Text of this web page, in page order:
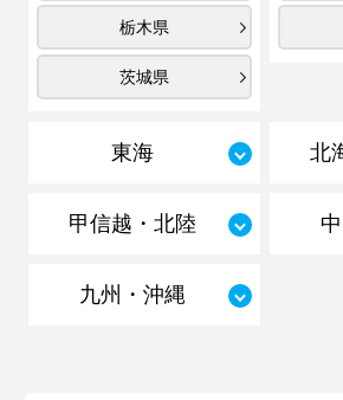
栃木県
茨城県
東海 北
甲信越・北陸
九州・沖縄